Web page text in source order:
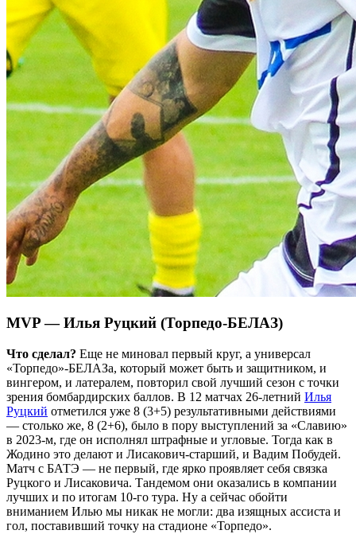
MVP — Илья Руцкий (Торпедо-БЕЛАЗ)
Что сделал? Еще не миновал первый круг, а универсал
«Торпедо»-БЕЛАЗа, который может быть и защитником, и
вингером, и латералем, повторил свой лучший сезон с точки
зрения бомбардирских баллов. В 12 матчах 26-летний Илья
Руцкий отметился уже 8 (3+5) результативными действиями
— столько же, 8 (2+6), было в пору выступлений за «Славию»
в 2023-м, где он исполнял штрафные и угловые. Тогда как в
Жодино это делают и Лисакович-старший, и Вадим Побудей.
Матч с БАТЭ — не первый, где ярко проявляет себя связка
Руцкого и Лисаковича. Тандемом они оказались в компании
лучших и по итогам 10-го тура. Ну а сейчас обойти
вниманием Илью мы никак не могли: два изящных ассиста и
гол, поставивший точку на стадионе «Торпедо».